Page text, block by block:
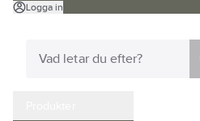
Logga in